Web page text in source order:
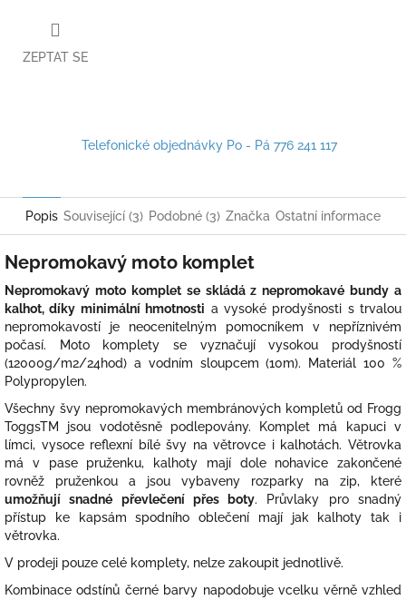
ZEPTAT SE
Telefonické objednávky Po - Pá 776 241 117
Popis Související (3) Podobné (3) Značka Ostatní informace
Nepromokavý moto komplet
Nepromokavý moto komplet se skládá z nepromokavé bundy a
kalhot, díky minimální hmotnosti a vysoké prodyšnosti s trvalou
nepromokavostí je neocenitelným pomocníkem v nepříznivém
počasí. Moto komplety se vyznačují vysokou prodyšností
(12000g/m2/24hod) a vodním sloupcem (10m). Materiál 100 %
Polypropylen.
Všechny švy nepromokavých membránových kompletů od Frogg
ToggsTM jsou vodotěsně podlepovány. Komplet má kapuci v
límci, vysoce reflexní bílé švy na větrovce i kalhotách. Větrovka
má v pase pruženku, kalhoty mají dole nohavice zakončené
rovněž pruženkou a jsou vybaveny rozparky na zip, které
umožňují snadné převlečení přes boty. Průvlaky pro snadný
přístup ke kapsám spodního oblečení mají jak kalhoty tak i
větrovka.
V prodeji pouze celé komplety, nelze zakoupit jednotlivě.
Kombinace odstínů černé barvy napodobuje vcelku věrně vzhled